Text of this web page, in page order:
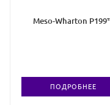
Meso-Wharton
ПОДРОБНЕЕ